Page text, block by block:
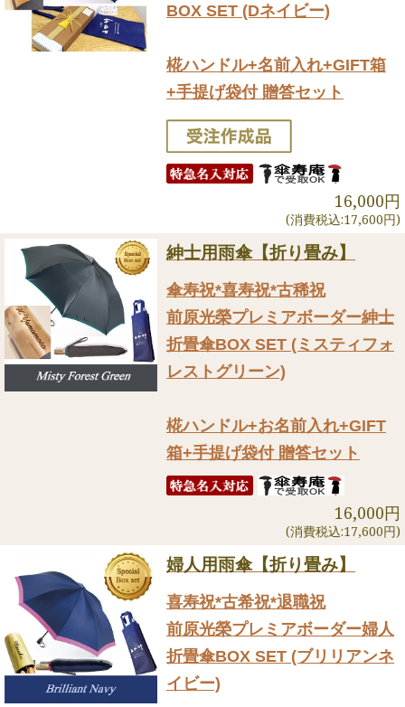
BOX SET (Dネイビー)
椛ハンドル+名前入れ+GIFT箱
+手提げ袋付 贈答セット
16,000円
(消費税込:17,600円)
紳士用雨傘【折り畳み】
傘寿祝*喜寿祝*古稀祝
前原光榮プレミアボーダー紳士
折畳傘BOX SET (ミスティフォ
レストグリーン)
椛ハンドル+お名前入れ+GIFT
箱+手提げ袋付 贈答セット
16,000円
(消費税込:17,600円)
婦人用雨傘【折り畳み】
喜寿祝*古希祝*退職祝
前原光榮プレミアボーダー婦人
折畳傘BOX SET (ブリリアンネ
イビー)